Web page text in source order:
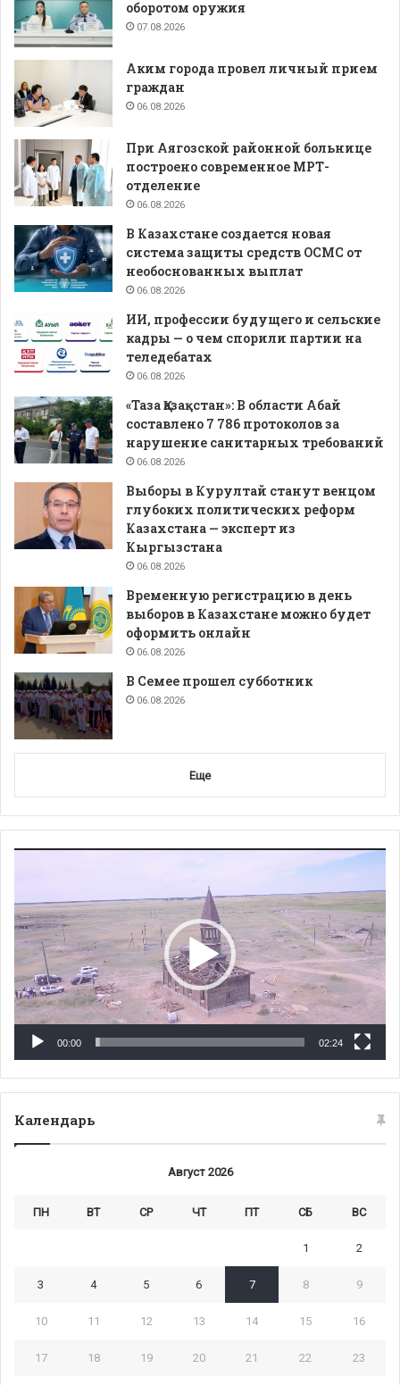
оборотом оружия
07.08.2026
Аким города провел личный прием
граждан
06.08.2026
При Аягозской районной больнице
построено современное МРТ-
отделение
06.08.2026
В Казахстане создается новая
система защиты средств ОСМС от
необоснованных выплат
06.08.2026
ИИ, профессии будущего и сельские
кадры — о чем спорили партии на
теледебатах
06.08.2026
«Таза Қазақстан»: В области Абай
составлено 7 786 протоколов за
нарушение санитарных требований
06.08.2026
Выборы в Курултай станут венцом
глубоких политических реформ
Казахстана — эксперт из
Кыргызстана
06.08.2026
Временную регистрацию в день
выборов в Казахстане можно будет
оформить онлайн
06.08.2026
В Семее прошел субботник
06.08.2026
Еще
00:00 02:24
Календарь
Август 2026
ПН ВТ СР ЧТ ПТ СБ ВС
1 2
3 4 5 6 7 8 9
10 11 12 13 14 15 16
17 18 19 20 21 22 23